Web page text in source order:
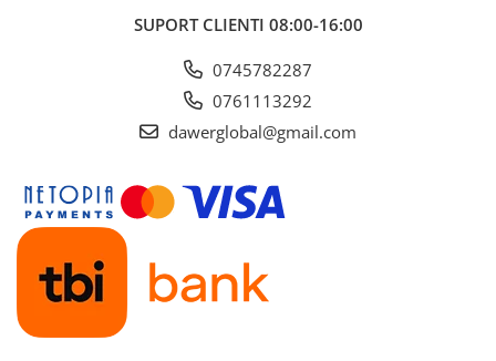
Aparate lipit tevi
Gradinarit
Aparate si masini gradinarit
Atomizoare si pompe de stropit
Utilaje Gradinarit
SUPORT CLIENTI 08:00-16:00
0745782287
0761113292
dawerglobal@gmail.com